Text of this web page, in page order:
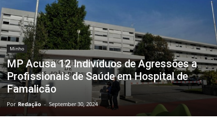
Minho
MP Acusa 12 Indivíduos de Agressões a
Profissionais de Saúde em Hospital de
Famalicão
Por Redação - September 30, 2024